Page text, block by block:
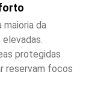
maioria da
protegidas
reservam focos